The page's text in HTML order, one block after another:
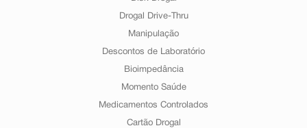
Drogal Drive-Thru
Manipulação
Descontos de Laboratório
Bioimpedância
Momento Saúde
Medicamentos Controlados
Cartão Drogal